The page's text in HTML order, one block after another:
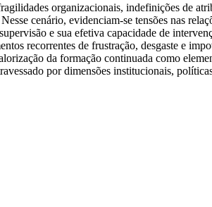
organizacionais, indefinições de
cenário, evidenciam-se tensões nas
e sua efetiva capacidade de
recorrentes de frustração, desgaste e
da formação continuada como
por dimensões institucionais,